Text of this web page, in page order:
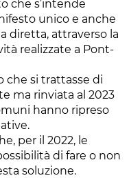
che s’intende
unico e anche
diretta, attraverso la
realizzate a Pont-
che si trattasse di
ma rinviata al 2023
hanno ripreso
per il 2022, le
di fare o non
soluzione.